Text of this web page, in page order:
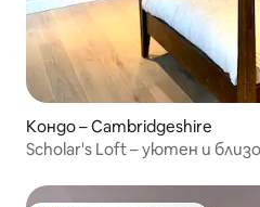
Кондо – Cambridgeshire
Scholar's Loft – уютен и